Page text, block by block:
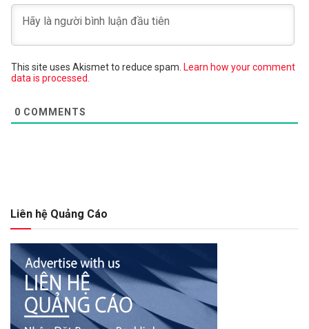
This site uses Akismet to reduce spam. Learn how your comment
data is processed.
0 COMMENTS
Liên hệ Quảng Cáo